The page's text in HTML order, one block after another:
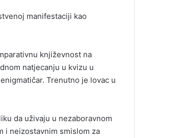
manifestaciji kao
književnost na
natjecanju u kvizu u
Trenutno je lovac u
da uživaju u nezaboravnom
i neizostavnim smislom za